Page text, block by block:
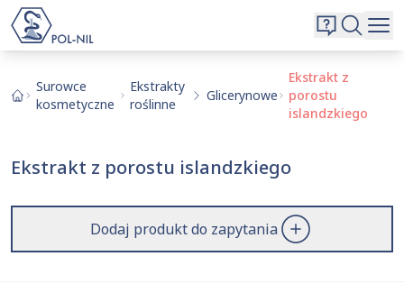
O nas
Surowce
kosmetyczne
Ekstrakty
roślinne
Glicerynowe
Ekstrakt z
porostu
islandzkiego
Ekstrakt z porostu islandzkiego
Dodaj produkt do zapytania
Wybrane surowce i substancje
Przejdź do ofertyi dodaj surowce, o których chcesz
Wyszukiwarka